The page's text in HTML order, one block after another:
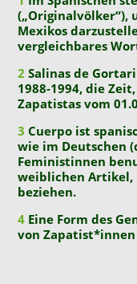
(„Originalvölker“),
Mexikos
vergleichbares
2 Salinas de
1988-1994, die
Zapatistas vom
3 Cuerpo ist
wie im Deutschen
Feministinnen
weiblichen Artikel,
beziehen.
4 Eine Form des
von